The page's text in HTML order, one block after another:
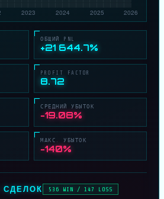
ОБЩИЙ PNL
+21 644.7%
PROFIT FACTOR
8.72
СРЕДНИЙ УБЫТОК
−19.08%
МАКС. УБЫТОК
−140%
СДЕЛОК 536 WIN / 147 LOSS